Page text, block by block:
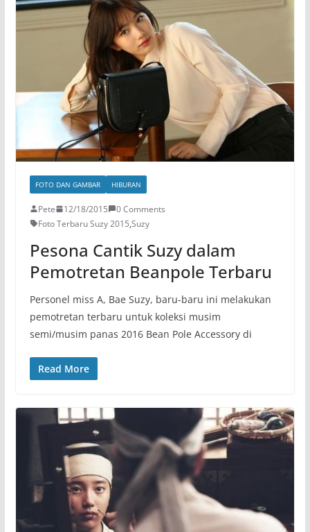
FOTO DAN GAMBAR HIBURAN
Pete 12/18/2015
0 Comments
Foto Terbaru Suzy 2015,Suzy
Pesona Cantik Suzy dalam
Pemotretan Beanpole Terbaru
Personel miss A, Bae Suzy, baru-baru ini melakukan
pemotretan terbaru untuk koleksi musim
semi/musim panas 2016 Bean Pole Accessory di
Read More